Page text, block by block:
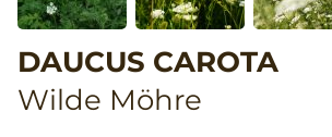
DAUCUS CAROTA
Wilde Möhre